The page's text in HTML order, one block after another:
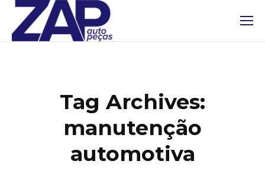
Tag Archives:
manutenção
automotiva